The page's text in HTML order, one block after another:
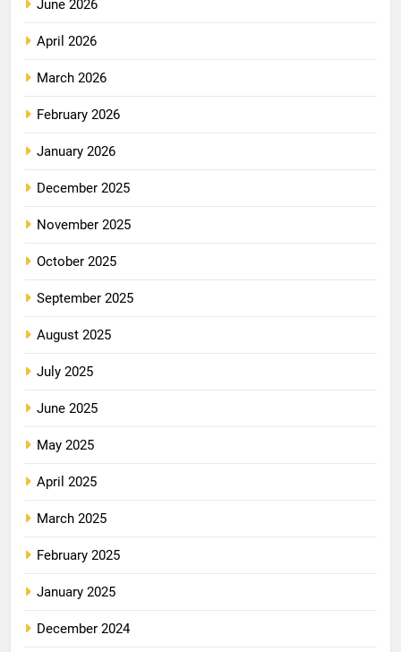
June 2026
April 2026
March 2026
February 2026
January 2026
December 2025
November 2025
October 2025
September 2025
August 2025
July 2025
June 2025
May 2025
April 2025
March 2025
February 2025
January 2025
December 2024